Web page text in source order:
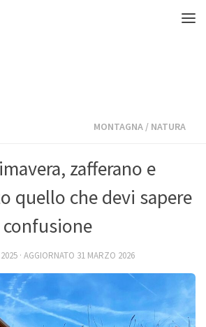
MONTAGNA / NATURA
zafferano e
quello che devi sapere
· AGGIORNATO 31 MARZO 2026